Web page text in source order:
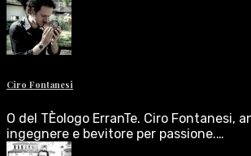
Ciro Fontanesi
O del TÈologo ErranTe. Ciro Fontanesi,
ingegnere e bevitore per passione.…